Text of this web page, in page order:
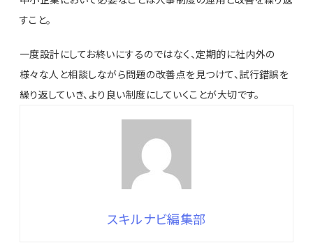
すこと。
一度設計にしてお終いにするのではなく、定期的に社内外の
様々な人と相談しながら問題の改善点を見つけて、試行錯誤を
繰り返していき、より良い制度にしていくことが大切です。
スキルナビ編集部